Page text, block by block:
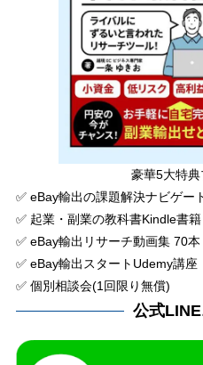
豪華5大特
✅ eBay輸出の課題解決ナビゲー
✅ 起業・副業の教科書Kindle書籍
✅ eBay輸出リサーチ動画集 70本
✅ eBay輸出スタートUdemy講座
✅ 個別相談会(1回限り無償)
公式